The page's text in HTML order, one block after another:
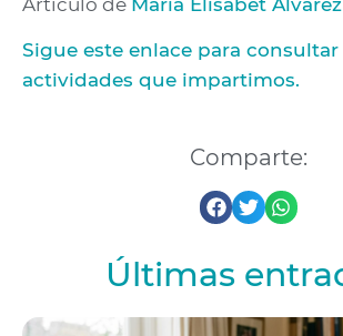
Artículo de Maria Elisabet Álvarez
Sigue este enlace para
actividades que impartimos.
Comparte:
Últimas